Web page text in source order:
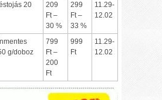
20
209
Ft –
30 %
299
Ft –
33 %
11.29-
12.02
g/doboz
799
Ft –
200
Ft
999
Ft
11.29-
12.02